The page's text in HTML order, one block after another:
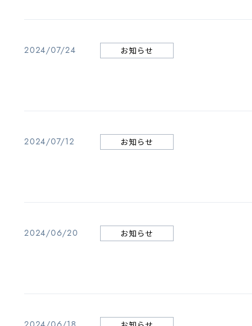
2024/07/24 お知らせ
2024/07/12 お知らせ
2024/06/20 お知らせ